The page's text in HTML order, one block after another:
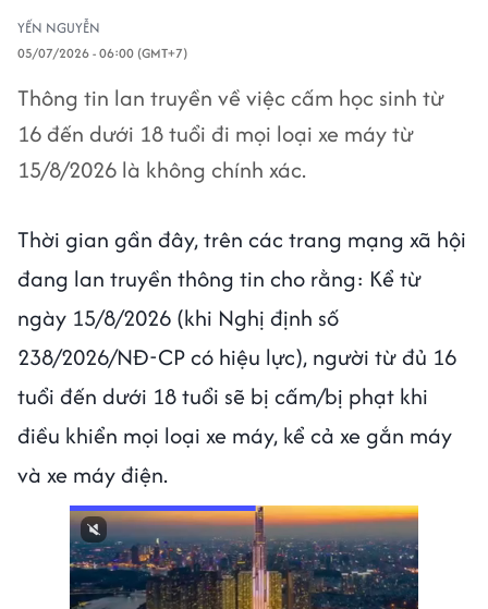
YẾN NGUYỄN
05/07/2026 - 06:00 (GMT+7)
Thông tin lan truyền về việc cấm học sinh từ
16 đến dưới 18 tuổi đi mọi loại xe máy từ
15/8/2026 là không chính xác.
Thời gian gần đây, trên các trang mạng xã hội
đang lan truyền thông tin cho rằng: Kể từ
ngày 15/8/2026 (khi Nghị định số
238/2026/NĐ-CP có hiệu lực), người từ đủ 16
tuổi đến dưới 18 tuổi sẽ bị cấm/bị phạt khi
điều khiển mọi loại xe máy, kể cả xe gắn máy
và xe máy điện.